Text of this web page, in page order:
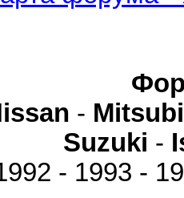
-
Suzuki -
- 1993 -